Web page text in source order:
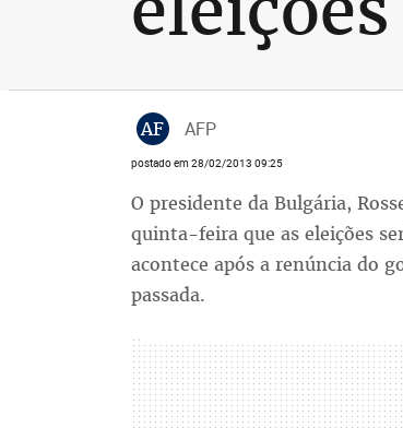
AF AFP
postado em 28/02/2013 09:25
O presidente da Bulgária,
quinta-feira que as eleições
acontece após a renúncia do
passada.